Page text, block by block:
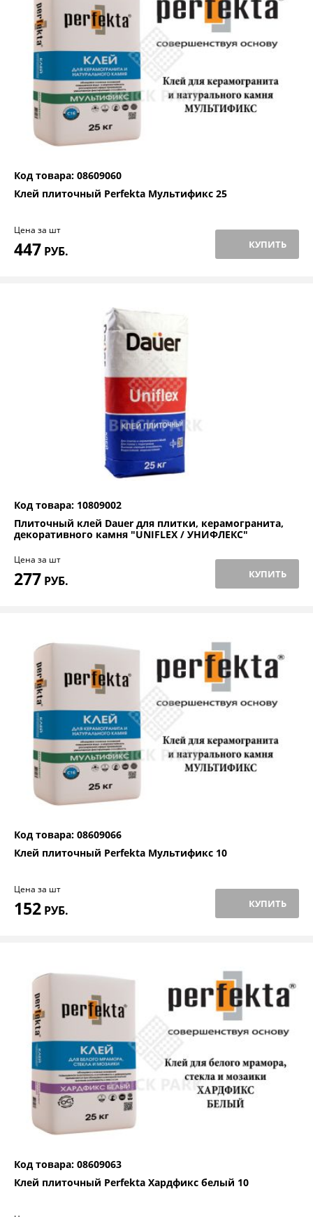
Код товара: 08609060
Клей плиточный Perfekta Мультификс 25
Цена за шт
447 РУБ. КУПИТЬ
Код товара: 10809002
Плиточный клей Dauer для плитки, керамогранита,
декоративного камня "UNIFLEX / УНИФЛЕКС"
Цена за шт
277 РУБ. КУПИТЬ
Код товара: 08609066
Клей плиточный Perfekta Мультификс 10
Цена за шт
152 РУБ. КУПИТЬ
Код товара: 08609063
Клей плиточный Perfekta Хардфикс белый 10